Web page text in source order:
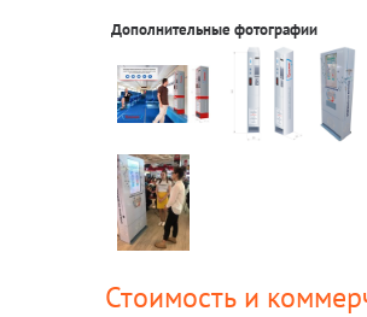
Дополнительные фотографии
Стоимость и